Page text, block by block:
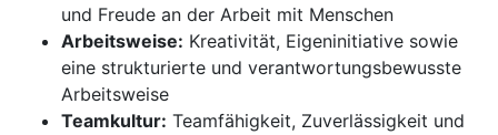
und Freude an der Arbeit mit Menschen
Arbeitsweise: Kreativität, Eigeninitiative sowie
eine strukturierte und verantwortungsbewusste
Arbeitsweise
Teamkultur: Teamfähigkeit, Zuverlässigkeit und